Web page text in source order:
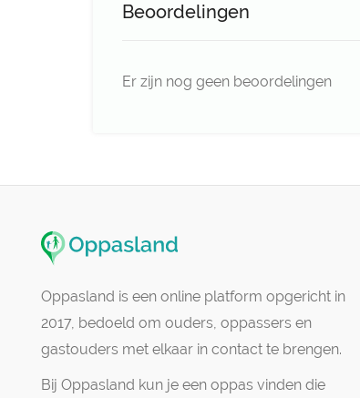
Beoordelingen
Er zijn nog geen beoordelingen
Oppasland is een online platform opgericht in
2017, bedoeld om ouders, oppassers en
gastouders met elkaar in contact te brengen.
Bij Oppasland kun je een oppas vinden die